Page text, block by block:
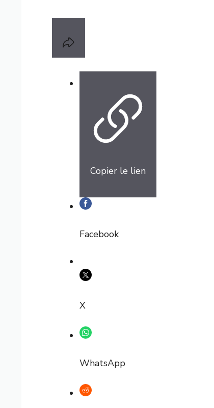
Copier le lien
Facebook
X
WhatsApp